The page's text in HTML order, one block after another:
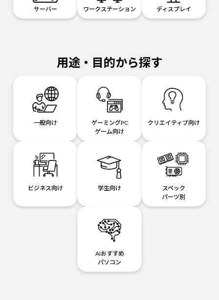
サーバー ワークステーション ディスプレイ
用途・目的から探す
一般向け
ゲーミングPC
ゲーム向け
クリエイティブ向け
ビジネス向け 学生向け
スペック
パーツ別
AIおすすめ
パソコン